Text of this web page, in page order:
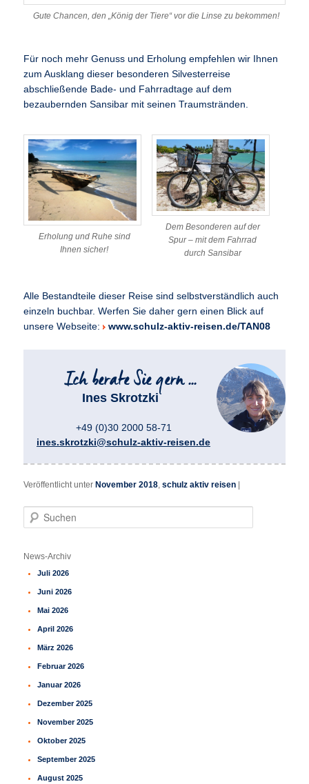
Gute Chancen, den „König der Tiere“ vor die Linse zu bekommen!
Für noch mehr Genuss und Erholung empfehlen wir Ihnen
zum Ausklang dieser besonderen Silvesterreise
abschließende Bade- und Fahrradtage auf dem
bezaubernden Sansibar mit seinen Traumstränden.
Erholung und Ruhe sind
Ihnen sicher!
Dem Besonderen auf der
Spur – mit dem Fahrrad
durch Sansibar
Alle Bestandteile dieser Reise sind selbstverständlich auch
einzeln buchbar. Werfen Sie daher gern einen Blick auf
unsere Webseite: www.schulz-aktiv-reisen.de/TAN08
Ines Skrotzki
+49 (0)30 2000 58-71
ines.skrotzki@schulz-aktiv-reisen.de
Veröffentlicht unter November 2018 ,schulz aktiv reisen |
u
h
n
News-Archiv
Juli 2026
Juni 2026
Mai 2026
April 2026
März 2026
Februar 2026
Januar 2026
Dezember 2025
November 2025
Oktober 2025
September 2025
August 2025